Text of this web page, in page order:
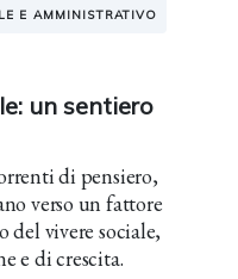
E AMMINISTRATIVO
un sentiero
di pensiero,
verso un fattore
del vivere sociale,
e di crescita.